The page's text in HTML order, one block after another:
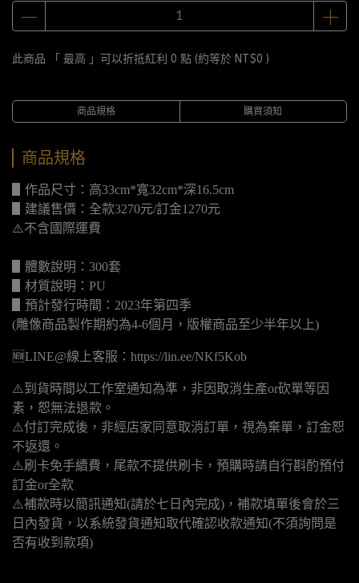
此商品 「 最高 」可以折抵紅利 0 點 (約等於 NT$0 )
商品規格 購買須知
商品規格
▋作品尺寸：高33cm*寬32cm*深16.5cm
▋建議售價：全款3270元/訂金1270元
⚠️不含國際運費
▋體數說明：300套
▋材質說明：PU
▋預計發行時間：2023年第四季
(雕像商品製作期約為4-6個月，版權商品至少半年以上)
🆕LINE@線上客服：https://lin.ee/NKf5Kob
⚠️到貨時間以工作室通知為準，非因取消生產or砍單等因
素，恕無法退款。
⚠️付訂完成後，非經店家同意取消訂單，視為棄單，訂金恕
不返還。
⚠️刷卡免手續費，尾款不提供刷卡，預購時請自行斟酌預付
訂金or全款
⚠️補款時以簡訊通知(請於七日內完成)，補款填單後會於三
日內發貨，以系統發貨通知取代確認收款通知(不須詢問是
否有收到款項)